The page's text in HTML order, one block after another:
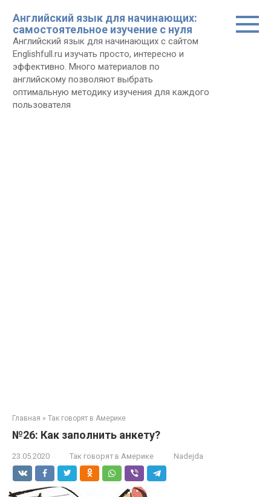
контенту
Английский язык для начинающих:
самостоятельное изучение с нуля
Английский язык для начинающих с сайтом
Еnglishfull.ru изучать просто, интересно и
эффективно. Много материалов по
английскому позволяют выбрать
оптимальную методику изучения для каждого
пользователя
Главная » Так говорят в Америке
№26: Как заполнить анкету?
23.05.2020 Так говорят в Америке Nadejda